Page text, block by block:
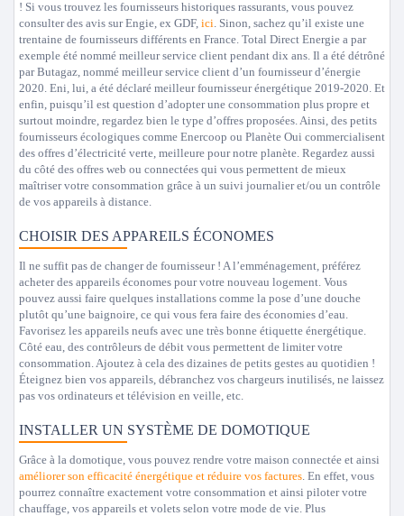
! Si vous trouvez les fournisseurs historiques rassurants, vous pouvez
consulter des avis sur Engie, ex GDF, ici. Sinon, sachez qu’il existe une
trentaine de fournisseurs différents en France. Total Direct Energie a par
exemple été nommé meilleur service client pendant dix ans. Il a été détrôné
par Butagaz, nommé meilleur service client d’un fournisseur d’énergie
2020. Eni, lui, a été déclaré meilleur fournisseur énergétique 2019-2020. Et
enfin, puisqu’il est question d’adopter une consommation plus propre et
surtout moindre, regardez bien le type d’offres proposées. Ainsi, des petits
fournisseurs écologiques comme Enercoop ou Planète Oui commercialisent
des offres d’électricité verte, meilleure pour notre planète. Regardez aussi
du côté des offres web ou connectées qui vous permettent de mieux
maîtriser votre consommation grâce à un suivi journalier et/ou un contrôle
de vos appareils à distance.
CHOISIR DES APPAREILS ÉCONOMES
Il ne suffit pas de changer de fournisseur ! A l’emménagement, préférez
acheter des appareils économes pour votre nouveau logement. Vous
pouvez aussi faire quelques installations comme la pose d’une douche
plutôt qu’une baignoire, ce qui vous fera faire des économies d’eau.
Favorisez les appareils neufs avec une très bonne étiquette énergétique.
Côté eau, des contrôleurs de débit vous permettent de limiter votre
consommation. Ajoutez à cela des dizaines de petits gestes au quotidien !
Éteignez bien vos appareils, débranchez vos chargeurs inutilisés, ne laissez
pas vos ordinateurs et télévision en veille, etc.
INSTALLER UN SYSTÈME DE DOMOTIQUE
Grâce à la domotique, vous pouvez rendre votre maison connectée et ainsi
améliorer son efficacité énergétique et réduire vos factures. En effet, vous
pourrez connaître exactement votre consommation et ainsi piloter votre
chauffage, vos appareils et volets selon votre mode de vie. Plus